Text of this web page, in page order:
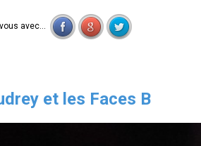
avec...
et les Faces B